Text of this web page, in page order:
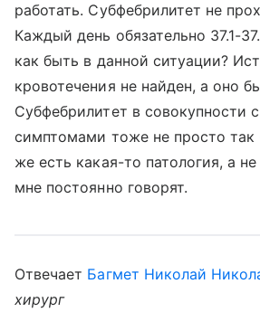
работать. Субфебрилитет не
Каждый день обязательно 37.1-
как быть в данной ситуации?
кровотечения не найден, а оно
Субфебрилитет в совокупности
симптомами тоже не просто так
же есть какая-то патология, а
мне постоянно говорят.
Отвечает Багмет Николай
хирург